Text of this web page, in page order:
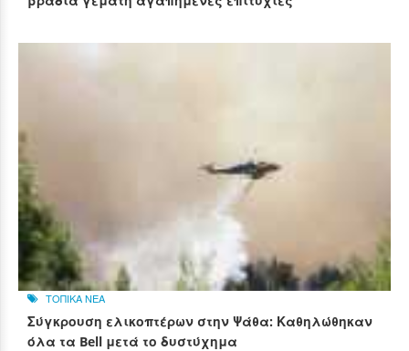
ΤΟΠΙΚΑ ΝΕΑ
Σύγκρουση ελικοπτέρων στην Ψάθα: Καθηλώθηκαν
όλα τα Bell μετά το δυστύχημα